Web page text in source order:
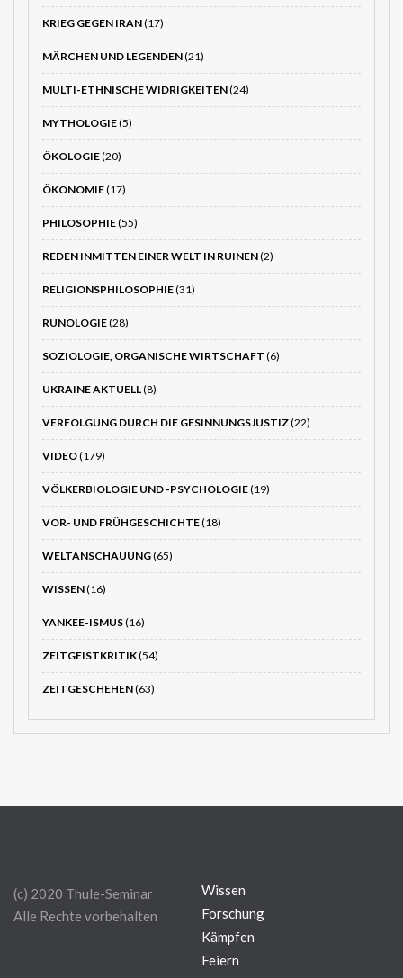
KRIEG GEGEN IRAN(17)
MÄRCHEN UND LEGENDEN(21)
MULTI-ETHNISCHE WIDRIGKEITEN(24)
MYTHOLOGIE(5)
ÖKOLOGIE(20)
ÖKONOMIE(17)
PHILOSOPHIE(55)
REDEN INMITTEN EINER WELT IN RUINEN(2)
RELIGIONSPHILOSOPHIE(31)
RUNOLOGIE(28)
SOZIOLOGIE, ORGANISCHE WIRTSCHAFT (6)
UKRAINE AKTUELL(8)
VERFOLGUNG DURCH DIE GESINNUNGSJUSTIZ(22)
VIDEO(179)
VÖLKERBIOLOGIE UND -PSYCHOLOGIE(19)
VOR- UND FRÜHGESCHICHTE(18)
WELTANSCHAUUNG(65)
WISSEN(16)
YANKEE-ISMUS(16)
ZEITGEISTKRITIK(54)
ZEITGESCHEHEN(63)
(c) 2020 Thule-Seminar
Alle Rechte vorbehalten
Wissen
Forschung
Kämpfen
Feiern